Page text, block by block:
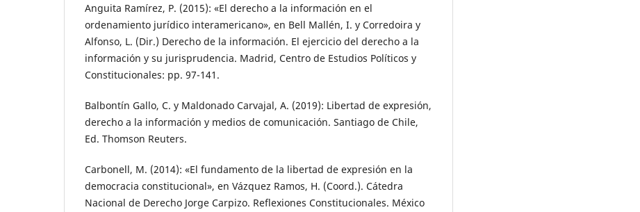
Anguita Ramírez, P. (2015): «El derecho a la información en el
ordenamiento jurídico interamericano», en Bell Mallén, I. y Corredoira y
Alfonso, L. (Dir.) Derecho de la información. El ejercicio del derecho a la
información y su jurisprudencia. Madrid, Centro de Estudios Políticos y
Constitucionales: pp. 97-141.
Balbontín Gallo, C. y Maldonado Carvajal, A. (2019): Libertad de expresión,
derecho a la información y medios de comunicación. Santiago de Chile,
Ed. Thomson Reuters.
Carbonell, M. (2014): «El fundamento de la libertad de expresión en la
democracia constitucional», en Vázquez Ramos, H. (Coord.). Cátedra
Nacional de Derecho Jorge Carpizo. Reflexiones Constitucionales. México